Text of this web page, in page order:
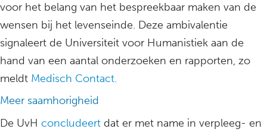
voor het belang van het bespreekbaar maken van de
wensen bij het levenseinde. Deze ambivalentie
signaleert de Universiteit voor Humanistiek aan de
hand van een aantal onderzoeken en rapporten, zo
meldt Medisch Contact.
Meer saamhorigheid
De UvH concludeert dat er met name in verpleeg- en